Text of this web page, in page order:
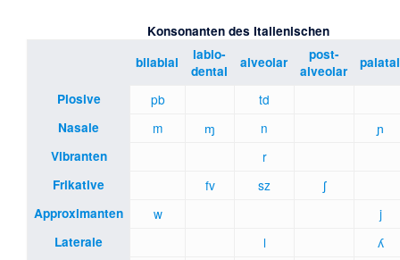
Konsonanten des Italienischen
bilabial
labio-
dental
alveolar
post-
alveolar
palatal
Plosive pb td
Nasale m ɱ n ɲ
Vibranten r
Frikative fv sz ʃ
Approximanten w j
Laterale l ʎ